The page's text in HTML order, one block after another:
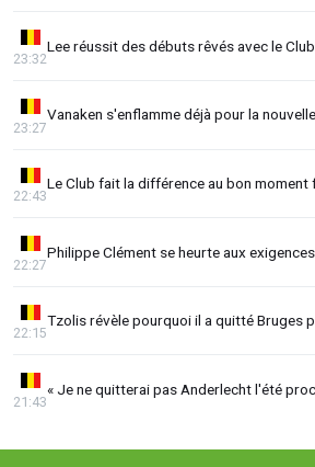
Lee réussit des débuts rêvés avec le
23:32
Vanaken s'enflamme déjà pour la
23:27
Le Club fait la différence au bon moment
22:43
Philippe Clément se heurte aux
22:27
Tzolis révèle pourquoi il a quitté Bruges
22:15
« Je ne quitterai pas Anderlecht l'été
21:43